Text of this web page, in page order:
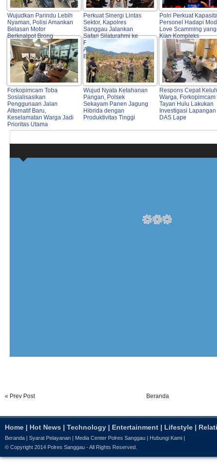
Wujudkan Parindu Lebih
Nyaman, Polisi Amankan
Belasan Motor
Berknalpot Brong
Perkuat Sinergi Lintas
Sektor, Kapolres
Sanggau Jalankan
Safari Silaturahmi ke
Forkopimda, Tokoh
Agama, OPD hingga
Bulog
Polri Perkuat
Personel Hadapi
Love Scamming yang
Kian Kompleks
Forkopimcam Toba
Sosialisasikan
Penggunaan Jalan
Alternatif Baru,
Keselamatan Warga Jadi
Prioritas Utama
Wujud Nyata Ketahanan
Pangan, Polsek
Sekayam Panen Jagung
Hibrida dengan
Produktivitas Tinggi
Respons Cepat
Warga, Forkopimcam
Tayan Hulu Lakukan
Investigasi
DAS Lape
« Prev Post Beranda
Home | Hot News | Technology | Entertainment | Lifestyle |
Beranda Syarat Pelayanan Media Center Polres Sanggau Hubungi Kami
© Copyright 2014 Polres Sanggau - All Rights Reserved.